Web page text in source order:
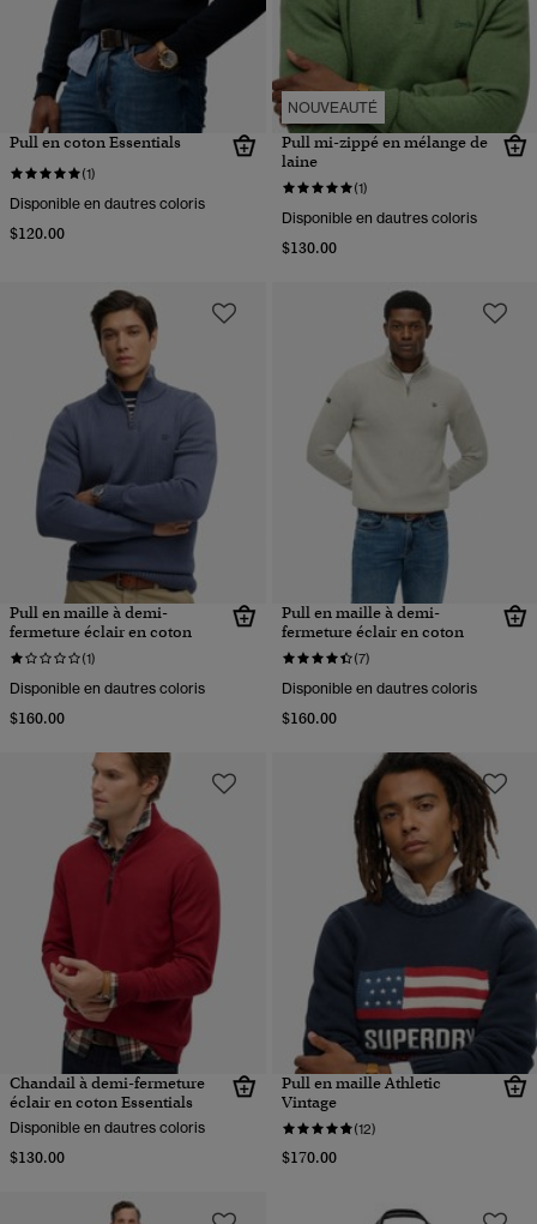
Pull en coton Essentials
(1)
Disponible en dautres coloris
$120.00
NOUVEAUTÉ
Pull mi-zippé en mélange de
laine
(1)
Disponible en dautres coloris
$130.00
Pull en maille à demi-
fermeture éclair en coton
(1)
Disponible en dautres coloris
$160.00
Pull en maille à demi-
fermeture éclair en coton
(7)
Disponible en dautres coloris
$160.00
Chandail à demi-fermeture
éclair en coton Essentials
Disponible en dautres coloris
$130.00
Pull en maille Athletic
Vintage
(12)
$170.00